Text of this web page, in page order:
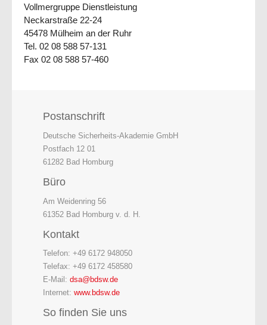
Vollmergruppe Dienstleistung
Neckarstraße 22-24
45478 Mülheim an der Ruhr
Tel. 02 08 588 57-131
Fax 02 08 588 57-460
Postanschrift
Deutsche Sicherheits-Akademie GmbH
Postfach 12 01
61282 Bad Homburg
Büro
Am Weidenring 56
61352 Bad Homburg v. d. H.
Kontakt
Telefon: +49 6172 948050
Telefax: +49 6172 458580
E-Mail: dsa@bdsw.de
Internet: www.bdsw.de
So finden Sie uns